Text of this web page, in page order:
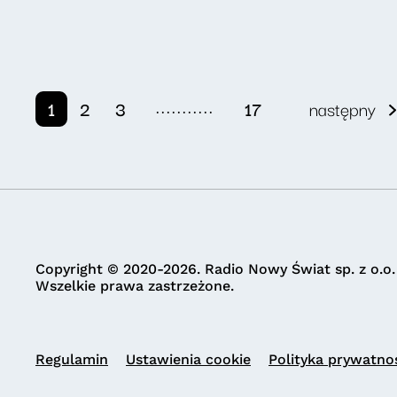
1 2 3 ........... 17 następny
Copyright © 2020-2026. Radio Nowy Świat sp. z o.o.
Wszelkie prawa zastrzeżone.
Regulamin Ustawienia cookie Polityka